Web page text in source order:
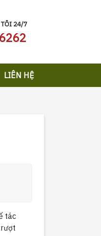
TÔI 24/7
LIÊN HỆ
tác